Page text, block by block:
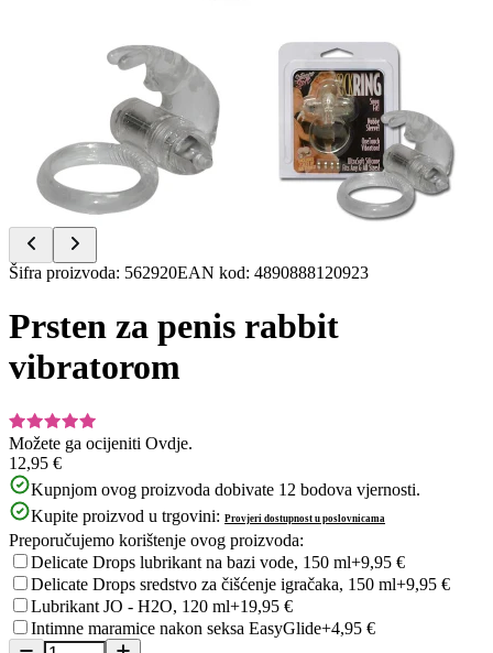
Item
of
Šifra proizvoda: 562920EAN kod: 4890888120923
Prsten za penis rabbit
vibratorom
Možete ga ocijeniti Ovdje.
12,95 €
Kupnjom ovog proizvoda dobivate 12 bodova vjernosti.
Kupite proizvod u trgovini: Provjeri dostupnost u poslovnicama
Preporučujemo korištenje ovog proizvoda:
Delicate Drops lubrikant na bazi vode, 150 ml+9,95 €
Delicate Drops sredstvo za čišćenje igračaka, 150 ml+9,95 €
Lubrikant JO - H2O, 120 ml+19,95 €
Intimne maramice nakon seksa EasyGlide+4,95 €